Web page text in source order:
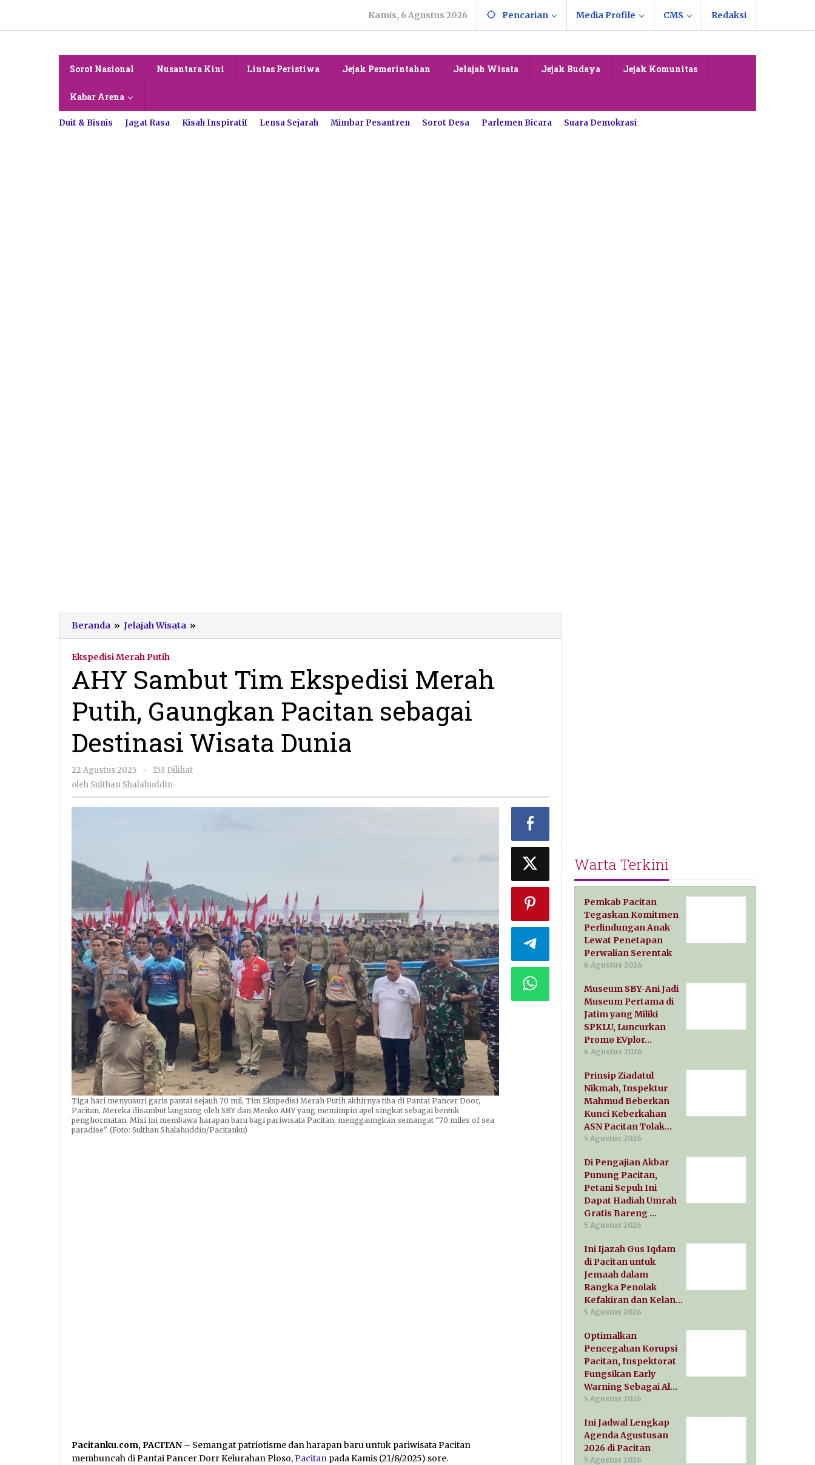
konten
Kamis, 6 Agustus 2026 Pencarian Media Profile CMS Redaksi
Sorot Nasional Nusantara Kini Lintas Peristiwa Jejak Pemerintahan Jelajah Wisata Jejak Budaya Jejak Komunitas
Kabar Arena
Duit & Bisnis Jagat Rasa Kisah Inspiratif Lensa Sejarah Mimbar Pesantren Sorot Desa Parlemen Bicara Suara Demokrasi
Beranda » Jelajah Wisata »
Sambut
Merah
Putih,
Gaungkan
Pacitan
sebagai
Destinasi
Wisata
Ekspedisi Merah Putih
AHY Sambut Tim Ekspedisi Merah
Putih, Gaungkan Pacitan sebagai
Destinasi Wisata Dunia
22 Agustus 2025
oleh
Sulthan
-
153 Dilihat
oleh Sulthan Shalahuddin
Tiga hari menyusuri garis pantai sejauh 70 mil, Tim Ekspedisi Merah Putih akhirnya tiba di Pantai Pancer Door,
Pacitan. Mereka disambut langsung oleh SBY dan Menko AHY yang memimpin apel singkat sebagai bentuk
penghormatan. Misi ini membawa harapan baru bagi pariwisata Pacitan, menggaungkan semangat "70 miles of sea
paradise". (Foto: Sulthan Shalahuddin/Pacitanku)
Pacitanku.com, PACITAN – Semangat patriotisme dan harapan baru untuk pariwisata Pacitan
membuncah di Pantai Pancer Dorr Kelurahan Ploso,Pacitan pada Kamis (21/8/2025) sore.
Warta Terkini
Pemkab Pacitan
Tegaskan Komitmen
Perlindungan Anak
Lewat Penetapan
Perwalian Serentak
6 Agustus 2026
Museum SBY-Ani Jadi
Museum Pertama di
Jatim yang Miliki
SPKLU, Luncurkan
Promo EVplor…
6 Agustus 2026
Prinsip Ziadatul
Nikmah, Inspektur
Mahmud Beberkan
Kunci Keberkahan
ASN Pacitan Tolak…
5 Agustus 2026
Di Pengajian Akbar
Punung Pacitan,
Petani Sepuh Ini
Dapat Hadiah Umrah
Gratis Bareng …
5 Agustus 2026
Ini Ijazah Gus Iqdam
di Pacitan untuk
Jemaah dalam
Rangka Penolak
Kefakiran dan Kelan…
5 Agustus 2026
Optimalkan
Pencegahan Korupsi
Pacitan, Inspektorat
Fungsikan Early
Warning Sebagai Al…
5 Agustus 2026
Ini Jadwal Lengkap
Agenda Agustusan
2026 di Pacitan
5 Agustus 2026